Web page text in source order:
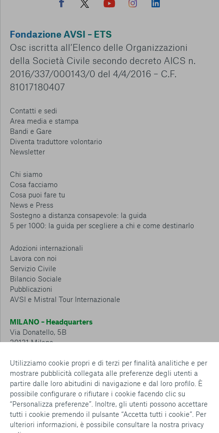
Utilizziamo cookie propri e di terzi per finalità analitiche e per
mostrare pubblicità collegata alle preferenze degli utenti a
partire dalle loro abitudini di navigazione e dal loro profilo. È
possibile configurare o rifiutare i cookie facendo clic su
“Personalizza preferenze”. Inoltre, gli utenti possono accettare
tutti i cookie premendo il pulsante “Accetta tutti i cookie”. Per
ulteriori informazioni, è possibile consultare la nostra privacy
Fondazione AVSI – ETS
Osc iscritta all’Elenco delle Organizzazioni
della Società Civile secondo decreto AICS n.
2016/337/000143/0 del 4/4/2016 – C.F.
81017180407
Contatti e sedi
Area media e stampa
Bandi e Gare
Diventa traduttore volontario
Newsletter
Chi siamo
Cosa facciamo
Cosa puoi fare tu
News e Press
Sostegno a distanza consapevole: la guida
5 per 1000: la guida per scegliere a chi e come destinarlo
Adozioni internazionali
Lavora con noi
Servizio Civile
Bilancio Sociale
Pubblicazioni
AVSI e Mistral Tour Internazionale
MILANO – Headquarters
Via Donatello, 5B
20131 Milano
CESENA – Sostegno a distanza
Via Padre Vicinio da Sarsina, 216
47521 Cesena
Tel.: 0547 360 811
Detrazioni e deduzioni fiscali sulle donazioni: cosa sapere e